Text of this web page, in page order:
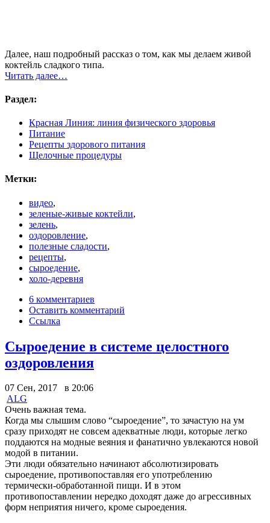
Далее, наш подробный рассказ о том, как мы делаем живой
коктейль сладкого типа.
Читать далее…
Раздел:
Красная Линия: линия физического здоровья
Питание
Рецепты здорового питания
Щелочные процедуры
Метки:
видео,
зеленые-живые коктейли,
зелень,
оздоровление,
полезные сладости,
рецепты,
сыроедение,
холо-деревня
6 комментариев
Оставить комментарий
Ссылка
Сыроедение в системе целостного
оздоровления
07 Сен, 2017 в 20:06
ALG
Очень важная тема.
Когда мы слышим слово “сыроедение”, то зачастую на ум
сразу приходят не совсем адекватные люди, которые легко
поддаются на модные веяния и фанатично увлекаются новой
модой в питании.
Эти люди обязательно начинают абсолютизировать
сыроедение, противопоставляя его употреблению
термически-обработанной пищи. И в этом
противопоставлении нередко доходят даже до агрессивных
форм неприятия ничего, кроме сыроедения.